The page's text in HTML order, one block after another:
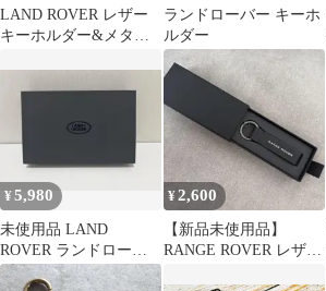
LAND ROVER レザー
キーホルダー&メタル
ランドローバー キーホ
ルダー
¥5,980
未使用品 LAND
ROVER ランドローバ
ー 純正キーホルダー 2
¥2,600
【新品未使用品】
RANGE ROVER レザー